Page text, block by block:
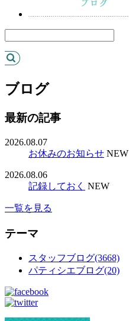
ブログ
最新の記事
2026.08.07
お休みのお知らせ NEW
2026.08.06
記録しておく NEW
一覧を見る
テーマ
スタッフブログ(3668)
パティシエブログ(20)